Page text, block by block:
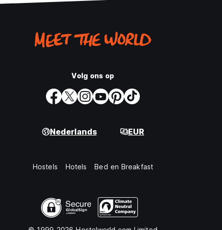
Volg ons op
Nederlands EUR
Hostels Hotels Bed en Breakfast